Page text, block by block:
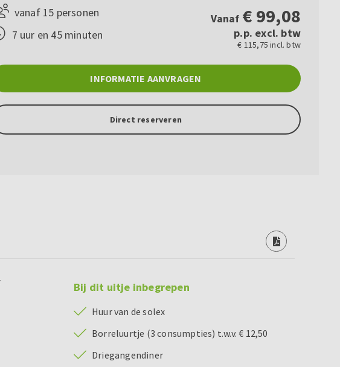
vanaf 15 personen
7 uur en 45 minuten
Vanaf € 99,08
p.p. excl. btw
€ 115,75 incl. btw
INFORMATIE AANVRAGEN
Direct reserveren
Bij dit uitje inbegrepen
Huur van de solex
Borreluurtje (3 consumpties) t.w.v. € 12,50
Driegangendiner